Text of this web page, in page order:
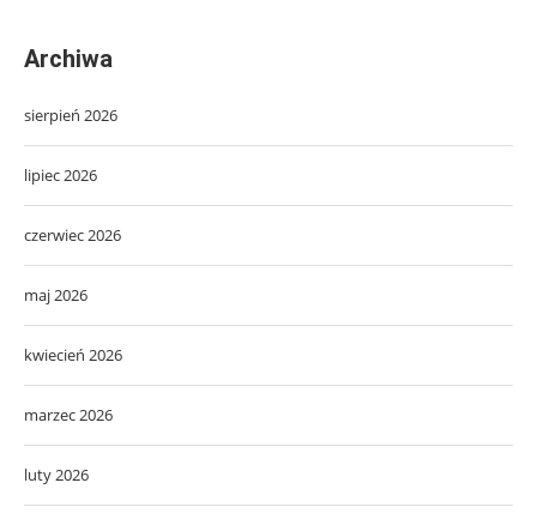
Archiwa
sierpień 2026
lipiec 2026
czerwiec 2026
maj 2026
kwiecień 2026
marzec 2026
luty 2026